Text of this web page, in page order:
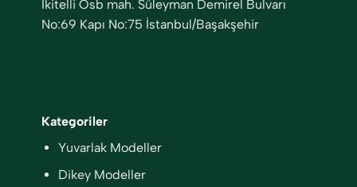
Kategoriler
Yuvarlak Modeller
Dikey Modeller
İkitelli Osb mah. Süleyman Demirel Bulvarı
No:69 Kapı No:75 İstanbul/Başakşehir